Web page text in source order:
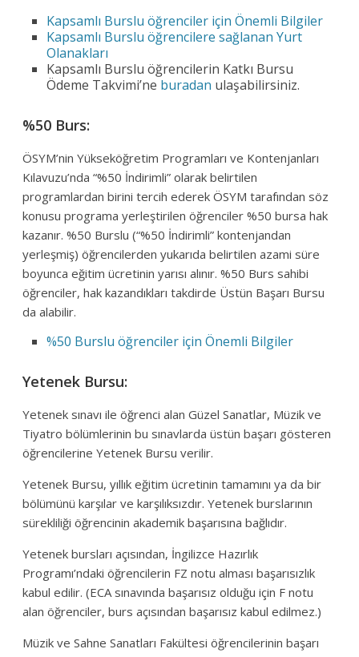
Kapsamlı Burslu öğrenciler için Önemli Bilgiler
Kapsamlı Burslu öğrencilere sağlanan Yurt
Olanakları
Kapsamlı Burslu öğrencilerin Katkı Bursu
Ödeme Takvimi’ne buradan ulaşabilirsiniz.
%50 Burs:
ÖSYM’nin Yükseköğretim Programları ve Kontenjanları
Kılavuzu’nda “%50 İndirimli” olarak belirtilen
programlardan birini tercih ederek ÖSYM tarafından söz
konusu programa yerleştirilen öğrenciler %50 bursa hak
kazanır. %50 Burslu (“%50 İndirimli” kontenjandan
yerleşmiş) öğrencilerden yukarıda belirtilen azami süre
boyunca eğitim ücretinin yarısı alınır. %50 Burs sahibi
öğrenciler, hak kazandıkları takdirde Üstün Başarı Bursu
da alabilir.
%50 Burslu öğrenciler için Önemli Bilgiler
Yetenek Bursu:
Yetenek sınavı ile öğrenci alan Güzel Sanatlar, Müzik ve
Tiyatro bölümlerinin bu sınavlarda üstün başarı gösteren
öğrencilerine Yetenek Bursu verilir.
Yetenek Bursu, yıllık eğitim ücretinin tamamını ya da bir
bölümünü karşılar ve karşılıksızdır. Yetenek burslarının
sürekliliği öğrencinin akademik başarısına bağlıdır.
Yetenek bursları açısından, İngilizce Hazırlık
Programı’ndaki öğrencilerin FZ notu alması başarısızlık
kabul edilir. (ECA sınavında başarısız olduğu için F notu
alan öğrenciler, burs açısından başarısız kabul edilmez.)
Müzik ve Sahne Sanatları Fakültesi öğrencilerinin başarı